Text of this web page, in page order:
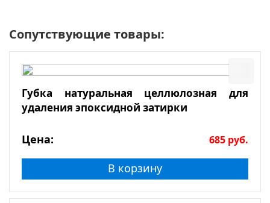
Сопутствующие товары:
Губка натуральная целлюлозная для
удаления эпоксидной затирки
Цена: 685 руб.
В корзину